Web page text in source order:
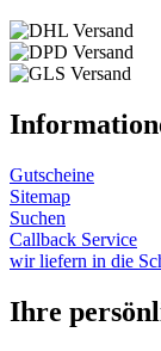
Gutscheine
Sitemap
Suchen
Callback Service
wir liefern in die
Ihre